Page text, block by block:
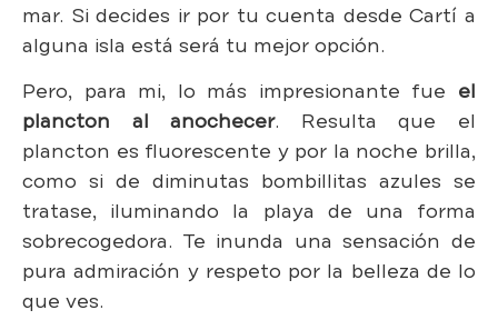
mar. Si decides ir por tu cuenta desde Cartí a
alguna isla está será tu mejor opción.
Pero, para mi, lo más impresionante fue el
plancton al anochecer. Resulta que el
plancton es fluorescente y por la noche brilla,
como si de diminutas bombillitas azules se
tratase, iluminando la playa de una forma
sobrecogedora. Te inunda una sensación de
pura admiración y respeto por la belleza de lo
que ves.